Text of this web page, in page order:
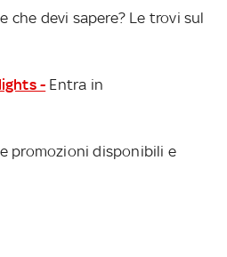
che devi sapere? Le trovi sul
- Entra in
promozioni disponibili e